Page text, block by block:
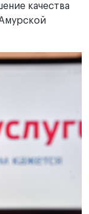
качества